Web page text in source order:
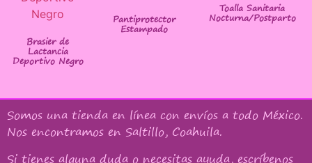
Brasier de
Lactancia
Deportivo Negro
Pantiprotector
Estampado
Toalla Sanitaria
Nocturna/Postparto
Somos una tienda en línea con envíos a todo México.
Nos encontramos en Saltillo, Coahuila.
Si tienes alguna duda o necesitas ayuda, escríbenos